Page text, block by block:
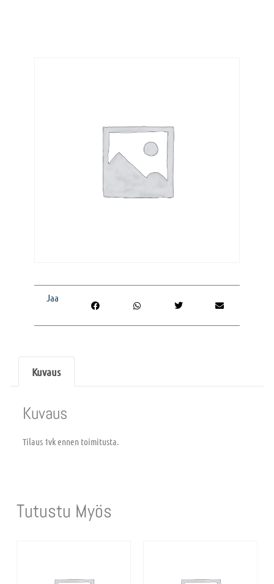
Jaa
Kuvaus
Kuvaus
Tilaus 1vk ennen toimitusta.
Tutustu Myös